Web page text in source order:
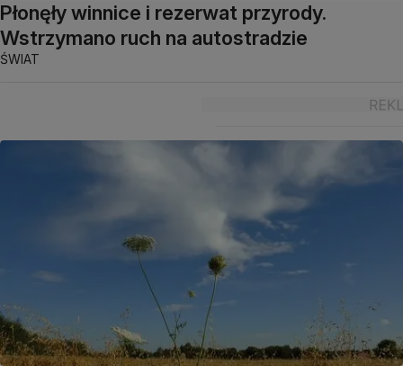
Płonęły winnice i rezerwat przyrody.
Wstrzymano ruch na autostradzie
ŚWIAT